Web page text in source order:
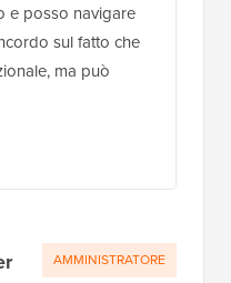
e posso navigare
sul fatto che
ma può
AMMINISTRATORE